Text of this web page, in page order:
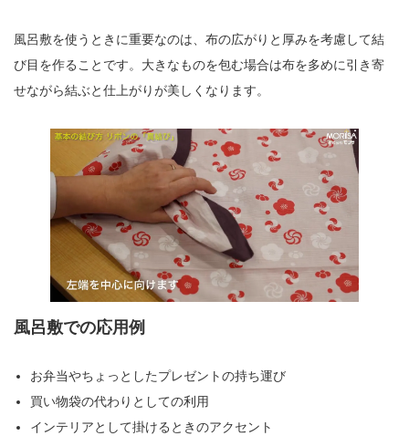
風呂敷を使うときに重要なのは、布の広がりと厚みを考慮して結
び目を作ることです。大きなものを包む場合は布を多めに引き寄
せながら結ぶと仕上がりが美しくなります。
風呂敷での応用例
お弁当やちょっとしたプレゼントの持ち運び
買い物袋の代わりとしての利用
インテリアとして掛けるときのアクセント